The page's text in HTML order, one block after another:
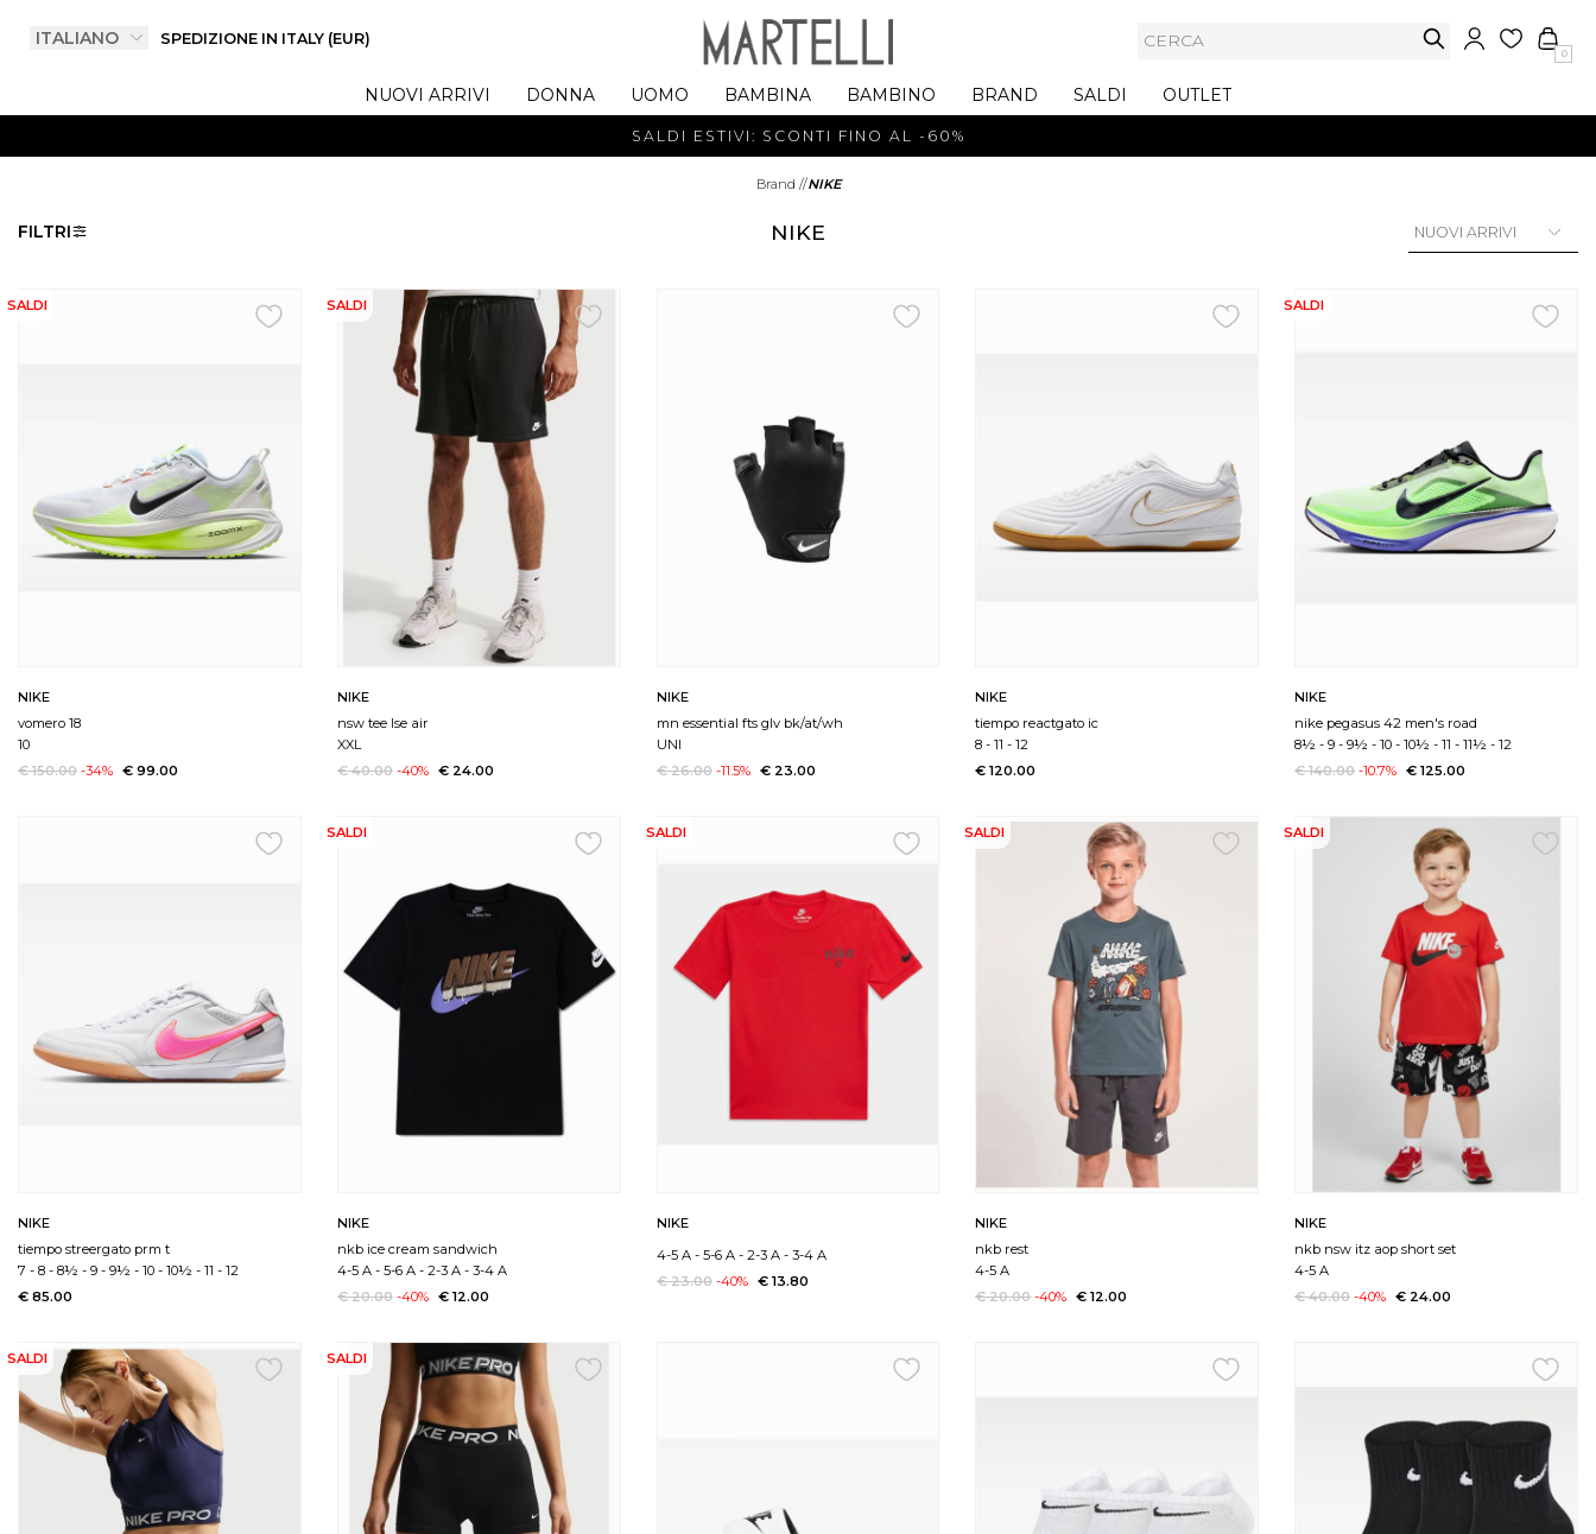
SPEDIZIONE IN ITALY (EUR)
0
NUOVI ARRIVI DONNA UOMO BAMBINA BAMBINO BRAND SALDI OUTLET
SALDI ESTIVI: SCONTI FINO AL -60%
Brand //NIKE
FILTRI NIKE
SALDI
NIKE
vomero 18
10
€ 150.00 -34% € 99.00
SALDI
NIKE
nsw tee lse air
XXL
€ 40.00 -40% € 24.00
NIKE
mn essential fts glv bk/at/wh
UNI
€ 26.00 -11.5% € 23.00
NIKE
tiempo reactgato ic
8- 11- 12
€ 120.00
SALDI
NIKE
nike pegasus 42 men's road
8½- 9- 9½- 10- 10½- 11- 11½- 12
€ 140.00 -10.7% € 125.00
NIKE
tiempo streergato prm t
7 - 8 - 8½ - 9 - 9½ - 10 - 10½ - 11 - 12
€ 85.00
SALDI
NIKE
nkb ice cream sandwich
4-5 A -5-6 A -2-3 A -3-4 A
€ 20.00 -40% € 12.00
SALDI
NIKE
4-5 A -5-6 A -2-3 A -3-4 A
€ 23.00 -40% € 13.80
SALDI
NIKE
nkb rest
4-5 A
€ 20.00 -40% € 12.00
SALDI
NIKE
nkb nsw itz aop short set
4-5 A
€ 40.00 -40% € 24.00
SALDI SALDI